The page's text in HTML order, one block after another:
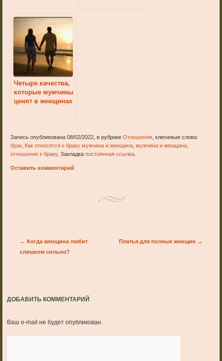
Четыре качества,
которые мужчины
ценят в женщинах
Запись опубликована 08/02/2022, в рубрикеОтношения, ключевые слова:
брак, Как относятся к браку мужчина и женщина,мужчина и женщина,
отношение к браку. Закладкапостоянная ссылка.
Оставить комментарий
Post navigation
← Когда женщина любит
слишком сильно?
Платья для полных женщин →
ДОБАВИТЬ КОММЕНТАРИЙ
Ваш e-mail не будет опубликован.